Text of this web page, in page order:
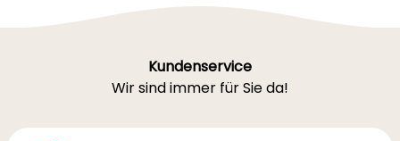
Kundenservice
Wir sind immer für Sie da!